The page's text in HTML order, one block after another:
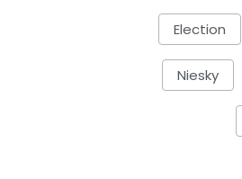
Election
Niesky